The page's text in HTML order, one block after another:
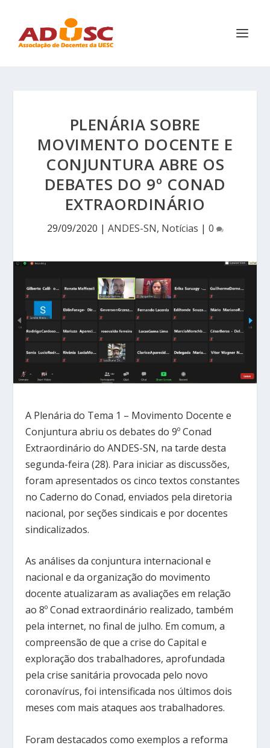
PLENÁRIA SOBRE
MOVIMENTO DOCENTE E
CONJUNTURA ABRE OS
DEBATES DO 9º CONAD
EXTRAORDINÁRIO
29/09/2020 | ANDES-SN, Notícias | 0
A Plenária do Tema 1 – Movimento Docente e
Conjuntura abriu os debates do 9º Conad
Extraordinário do ANDES-SN, na tarde desta
segunda-feira (28). Para iniciar as discussões,
foram apresentados os cinco textos constantes
no Caderno do Conad, enviados pela diretoria
nacional, por seções sindicais e por docentes
sindicalizados.
As análises da conjuntura internacional e
nacional e da organização do movimento
docente atualizaram as avaliações em relação
ao 8º Conad extraordinário realizado, também
pela internet, no final de julho. Em comum, a
compreensão de que a crise do Capital e
exploração dos trabalhadores, aprofundada
pela crise sanitária provocada pelo novo
coronavírus, foi intensificada nos últimos dois
meses com mais ataques aos trabalhadores.
Foram destacados como exemplos a reforma